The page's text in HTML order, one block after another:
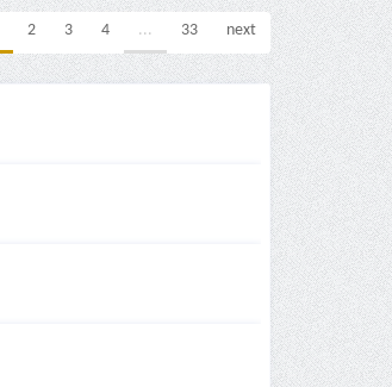
2 3 4 ... 33 next